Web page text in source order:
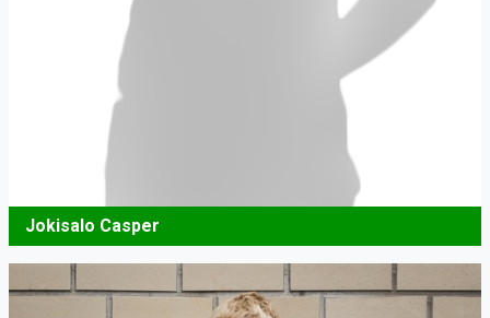
Jokisalo Casper